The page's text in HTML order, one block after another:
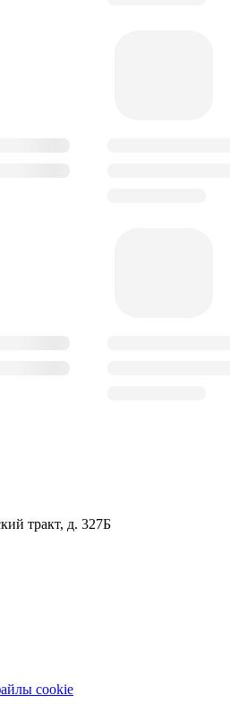
тракт, д. 327Б
cookie